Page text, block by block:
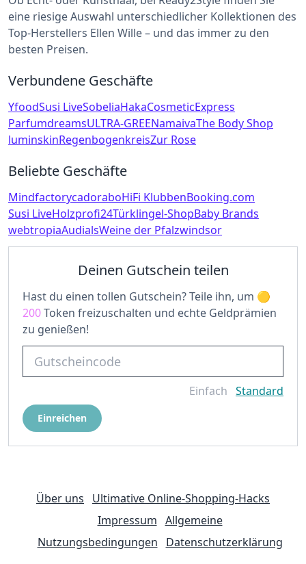
eine riesige Auswahl unterschiedlicher Kollektionen des
Top-Herstellers Ellen Wille – und das immer zu den
besten Preisen.
Verbundene Geschäfte
YfoodSusi LiveSobeliaHakaCosmeticExpress
ParfumdreamsULTRA-GREENamaivaThe Body Shop
luminskinRegenbogenkreisZur Rose
Beliebte Geschäfte
MindfactorycadoraboHiFi KlubbenBooking.com
Susi LiveHolzprofi24Türklingel-ShopBaby Brands
webtropiaAudialsWeine der Pfalzwindsor
Deinen Gutschein teilen
Hast du einen tollen Gutschein? Teile ihn, um
200Token freizuschalten und echte Geldprämien
zu genießen!
Einfach Standard
Einreichen
Über uns
Ultimative Online-Shopping-Hacks
Impressum Allgemeine
Nutzungsbedingungen
Datenschutzerklärung